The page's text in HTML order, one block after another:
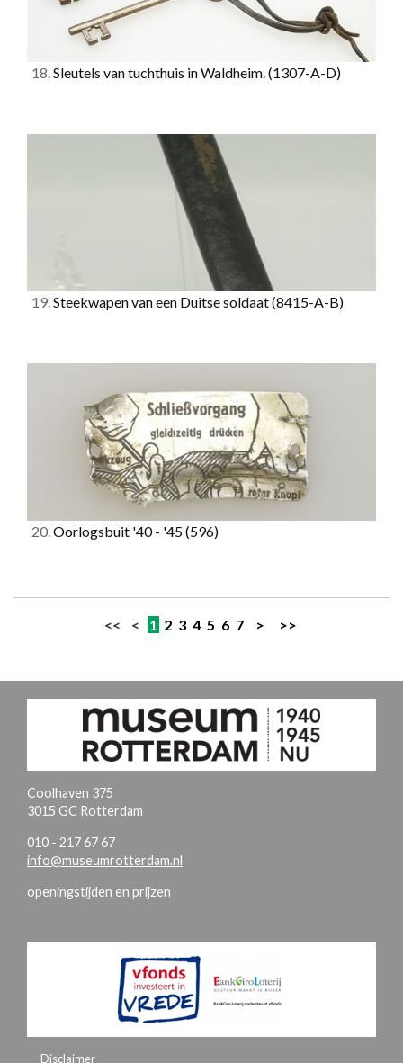
18.Sleutels van tuchthuis in Waldheim.(1307-A-D)
19.Steekwapen van een Duitse soldaat(8415-A-B)
20.Oorlogsbuit '40 - '45(596)
<< < 1 2 3 4 5 6 7 > >>
Coolhaven 375
3015 GC Rotterdam
010 - 217 67 67
info@museumrotterdam.nl
openingstijden en prijzen
Disclaimer